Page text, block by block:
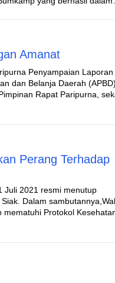
Amanat
Penyampaian Laporan
dan Belanja Daerah (APBD)
Rapat Paripurna,
Perang Terhadap
Juli 2021 resmi menutup
Dalam
Protokol